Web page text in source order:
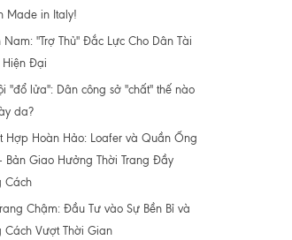
Made in Italy!
Nam: "Trợ Thủ" Đắc Lực Cho Dân Tài
Hiện Đại
"đổ lửa": Dân công sở "chất" thế nào
da?
Hợp Hoàn Hảo: Loafer và Quần Ống
Bản Giao Hưởng Thời Trang Đầy
Cách
Chậm: Đầu Tư vào Sự Bền Bỉ và
Cách Vượt Thời Gian